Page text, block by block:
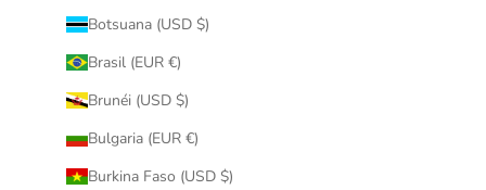
Botsuana (USD $)
Brasil (EUR €)
Brunéi (USD $)
Bulgaria (EUR €)
Burkina Faso (USD $)